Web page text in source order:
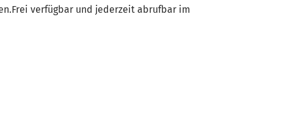
verfügbar und jederzeit abrufbar im